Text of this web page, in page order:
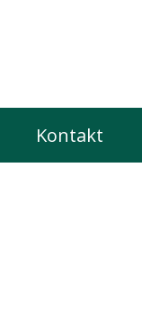
Kontakt